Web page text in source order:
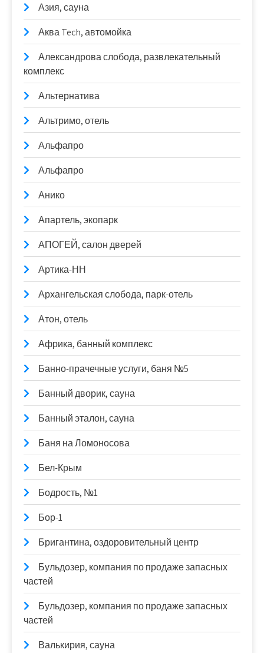
Азия, сауна
Аква Tech, автомойка
Александрова слобода, развлекательный
комплекс
Альтернатива
Альтримо, отель
Альфапро
Альфапро
Анико
Апартель, экопарк
АПОГЕЙ, салон дверей
Артика-НН
Архангельская слобода, парк-отель
Атон, отель
Африка, банный комплекс
Банно-прачечные услуги, баня №5
Банный дворик, сауна
Банный эталон, сауна
Баня на Ломоносова
Бел-Крым
Бодрость, №1
Бор-1
Бригантина, оздоровительный центр
Бульдозер, компания по продаже запасных
частей
Бульдозер, компания по продаже запасных
частей
Валькирия, сауна